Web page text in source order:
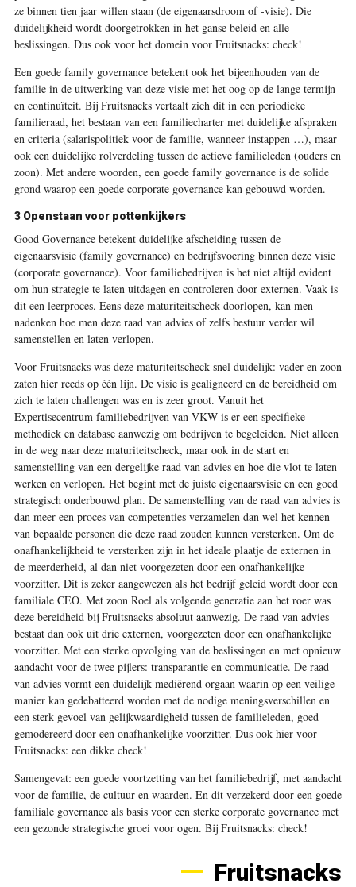
ze binnen tien jaar willen staan (de eigenaarsdroom of -visie). Die
duidelijkheid wordt doorgetrokken in het ganse beleid en alle
beslissingen. Dus ook voor het domein voor Fruitsnacks: check!
Een goede family governance betekent ook het bijeenhouden van de
familie in de uitwerking van deze visie met het oog op de lange termijn
en continuïteit. Bij Fruitsnacks vertaalt zich dit in een periodieke
familieraad, het bestaan van een familiecharter met duidelijke afspraken
en criteria (salarispolitiek voor de familie, wanneer instappen …), maar
ook een duidelijke rolverdeling tussen de actieve familieleden (ouders en
zoon). Met andere woorden, een goede family governance is de solide
grond waarop een goede corporate governance kan gebouwd worden.
3 Openstaan voor pottenkijkers
Good Governance betekent duidelijke afscheiding tussen de
eigenaarsvisie (family governance) en bedrijfsvoering binnen deze visie
(corporate governance). Voor familiebedrijven is het niet altijd evident
om hun strategie te laten uitdagen en controleren door externen. Vaak is
dit een leerproces. Eens deze maturiteitscheck doorlopen, kan men
nadenken hoe men deze raad van advies of zelfs bestuur verder wil
samenstellen en laten verlopen.
Voor Fruitsnacks was deze maturiteitscheck snel duidelijk: vader en zoon
zaten hier reeds op één lijn. De visie is gealigneerd en de bereidheid om
zich te laten challengen was en is zeer groot. Vanuit het
Expertisecentrum familiebedrijven van VKW is er een specifieke
methodiek en database aanwezig om bedrijven te begeleiden. Niet alleen
in de weg naar deze maturiteitscheck, maar ook in de start en
samenstelling van een dergelijke raad van advies en hoe die vlot te laten
werken en verlopen. Het begint met de juiste eigenaarsvisie en een goed
strategisch onderbouwd plan. De samenstelling van de raad van advies is
dan meer een proces van competenties verzamelen dan wel het kennen
van bepaalde personen die deze raad zouden kunnen versterken. Om de
onafhankelijkheid te versterken zijn in het ideale plaatje de externen in
de meerderheid, al dan niet voorgezeten door een onafhankelijke
voorzitter. Dit is zeker aangewezen als het bedrijf geleid wordt door een
familiale CEO. Met zoon Roel als volgende generatie aan het roer was
deze bereidheid bij Fruitsnacks absoluut aanwezig. De raad van advies
bestaat dan ook uit drie externen, voorgezeten door een onafhankelijke
voorzitter. Met een sterke opvolging van de beslissingen en met opnieuw
aandacht voor de twee pijlers: transparantie en communicatie. De raad
van advies vormt een duidelijk mediërend orgaan waarin op een veilige
manier kan gedebatteerd worden met de nodige meningsverschillen en
een sterk gevoel van gelijkwaardigheid tussen de familieleden, goed
gemodereerd door een onafhankelijke voorzitter. Dus ook hier voor
Fruitsnacks: een dikke check!
Samengevat: een goede voortzetting van het familiebedrijf, met aandacht
voor de familie, de cultuur en waarden. En dit verzekerd door een goede
familiale governance als basis voor een sterke corporate governance met
een gezonde strategische groei voor ogen. Bij Fruitsnacks: check!
Fruitsnacks